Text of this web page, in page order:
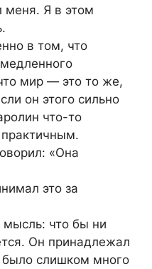
Я в этом
в том, что
мир — это то же,
он этого сильно
что-то
«Она
это за
что бы ни
Он принадлежал
слишком много